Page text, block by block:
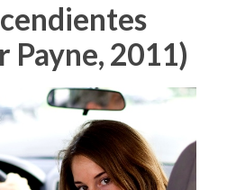
Payne, 2011)